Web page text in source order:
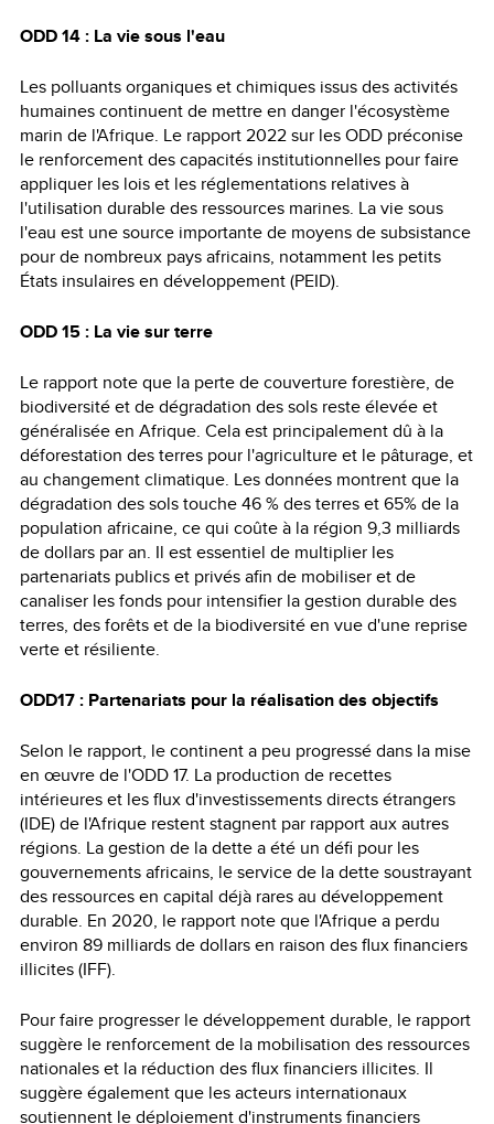
ODD 14 : La vie sous l'eau
Les polluants organiques et chimiques issus des activités
humaines continuent de mettre en danger l'écosystème
marin de l'Afrique. Le rapport 2022 sur les ODD préconise
le renforcement des capacités institutionnelles pour faire
appliquer les lois et les réglementations relatives à
l'utilisation durable des ressources marines. La vie sous
l'eau est une source importante de moyens de subsistance
pour de nombreux pays africains, notamment les petits
États insulaires en développement (PEID).
ODD 15 : La vie sur terre
Le rapport note que la perte de couverture forestière, de
biodiversité et de dégradation des sols reste élevée et
généralisée en Afrique. Cela est principalement dû à la
déforestation des terres pour l'agriculture et le pâturage, et
au changement climatique. Les données montrent que la
dégradation des sols touche 46 % des terres et 65% de la
population africaine, ce qui coûte à la région 9,3 milliards
de dollars par an. Il est essentiel de multiplier les
partenariats publics et privés afin de mobiliser et de
canaliser les fonds pour intensifier la gestion durable des
terres, des forêts et de la biodiversité en vue d'une reprise
verte et résiliente.
ODD17 : Partenariats pour la réalisation des objectifs
Selon le rapport, le continent a peu progressé dans la mise
en œuvre de l'ODD 17. La production de recettes
intérieures et les flux d'investissements directs étrangers
(IDE) de l'Afrique restent stagnent par rapport aux autres
régions. La gestion de la dette a été un défi pour les
gouvernements africains, le service de la dette soustrayant
des ressources en capital déjà rares au développement
durable. En 2020, le rapport note que l'Afrique a perdu
environ 89 milliards de dollars en raison des flux financiers
illicites (IFF).
Pour faire progresser le développement durable, le rapport
suggère le renforcement de la mobilisation des ressources
nationales et la réduction des flux financiers illicites. Il
suggère également que les acteurs internationaux
soutiennent le déploiement d'instruments financiers